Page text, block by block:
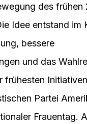
des frühen
Idee entstand im
bessere
und das
frühesten
Partei
Frauentag.